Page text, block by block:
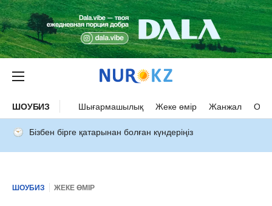
ШОУБИЗ Шығармашылық Жеке өмір Жанжал
Бізбен бірге қатарынан болған күндеріңіз
ШОУБИЗ ЖЕКЕ ӨМІР